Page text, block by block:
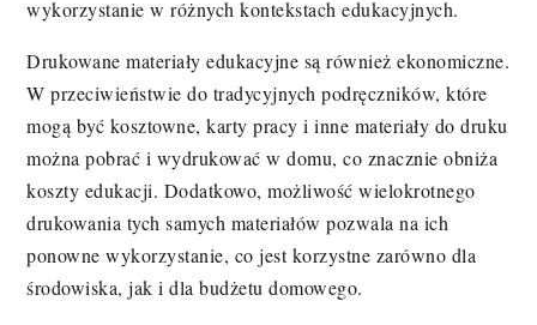
wykorzystanie w różnych kontekstach edukacyjnych.
Drukowane materiały edukacyjne są również ekonomiczne.
W przeciwieństwie do tradycyjnych podręczników, które
mogą być kosztowne, karty pracy i inne materiały do druku
można pobrać i wydrukować w domu, co znacznie obniża
koszty edukacji. Dodatkowo, możliwość wielokrotnego
drukowania tych samych materiałów pozwala na ich
ponowne wykorzystanie, co jest korzystne zarówno dla
środowiska, jak i dla budżetu domowego.